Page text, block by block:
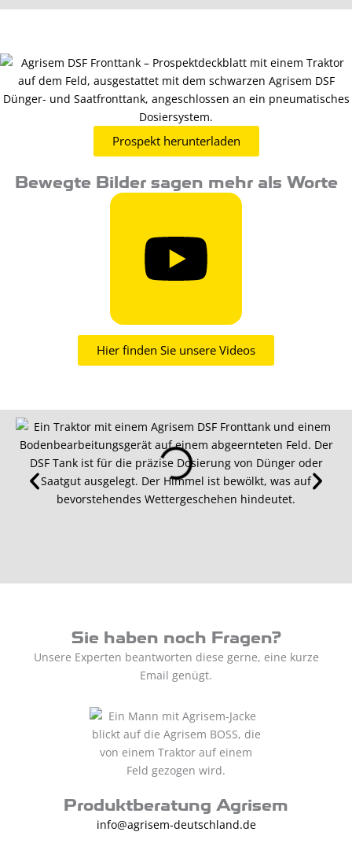
Prospekt herunterladen
Bewegte Bilder sagen mehr als Worte
Hier finden Sie unsere Videos
Sie haben noch Fragen?
Unsere Experten beantworten diese gerne, eine kurze
Email genügt.
Produktberatung Agrisem
info@agrisem-deutschland.de